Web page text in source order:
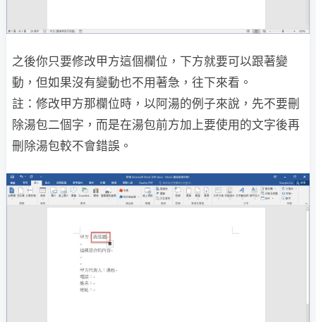
之後你只要修改甲方這個欄位，下方就要可以跟著變
動，但如果沒有變動也不用著急，往下來看。
註：修改甲方那欄位時，以阿湯的例子來說，先不要刪
除湯包二個字，而是在湯包前方加上要使用的文字後再
刪除湯包較不會錯誤。